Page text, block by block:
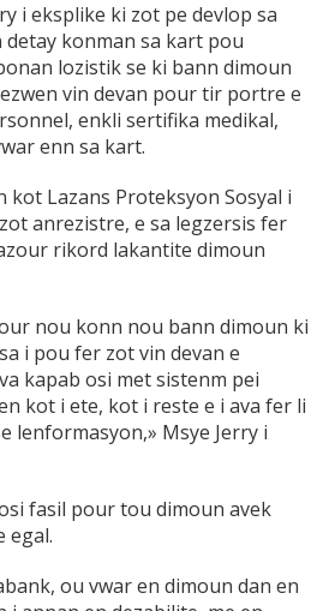
i eksplike ki zot pe devlop sa
konman sa kart pou
lozistik se ki bann dimoun
vin devan pour tir portre e
enkli sertifika medikal,
enn sa kart.
kot Lazans Proteksyon Sosyal i
anrezistre, e sa legzersis fer
rikord lakantite dimoun
nou konn nou bann dimoun ki
i pou fer zot vin devan e
kapab osi met sistenm pei
kot i ete, kot i reste e i ava fer li
lenformasyon,» Msye Jerry i
fasil pour tou dimoun avek
egal.
ou vwar en dimoun dan en